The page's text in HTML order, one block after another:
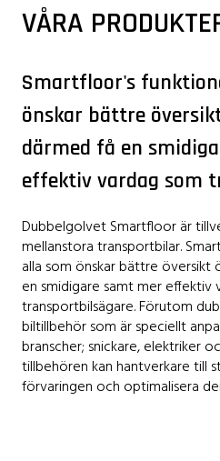
VÅRA
Smartfloor's
önskar bättre
därmed få en
effektiv vardag som
Dubbelgolvet Smartfloor är
mellanstora transportbilar.
alla som önskar bättre översikt
en smidigare samt mer effektiv
transportbilsägare. Förutom
biltillbehör som är speciellt
branscher; snickare, elektriker
tillbehören kan hantverkare till
förvaringen och optimalisera